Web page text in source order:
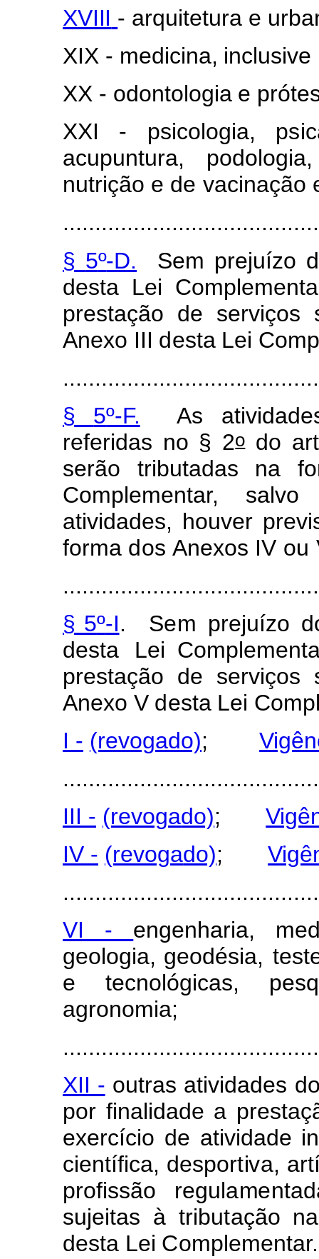
XVIII - arquitetura e u
XIX - medicina, inclusive
XX - odontologia e pr
XXI
- psicologia, ps
acupuntura,
nutrição e de vacinação
§ 5º-D. Sem prejuízo
desta Lei Compleme
prestação de serviços
Anexo III desta Lei Com
§
5º-F. As ati
referidas no § 2o do
serão
tributadas na f
Complementar,
salvo
atividades, houver previ
forma dos Anexos IV ou
§ 5º-I. Sem prejuízo
desta Lei Compleme
prestação de serviços
Anexo V desta Lei Comp
I - (revogado);
III - (revogado);
IV - (revogado);
VI - engenharia,
geologia, geodésia, te
e
tecnológicas, pes
agronomia;
XII - outras atividades
por finalidade a prestaç
exercício de atividade
científica, desportiva,
profissão regulame
sujeitas à tributação na
desta Lei Complement